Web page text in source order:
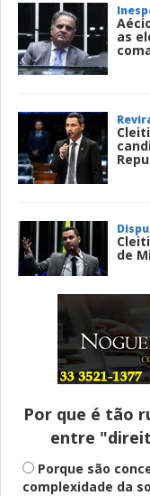
as
de
Pix
e
Por que é tão
entre
Porque são
complexidade da